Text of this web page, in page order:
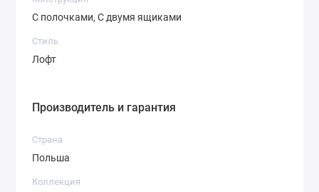
С полочками, С двумя ящиками
Стиль
Лофт
Производитель и гарантия
Страна
Польша
Коллекция